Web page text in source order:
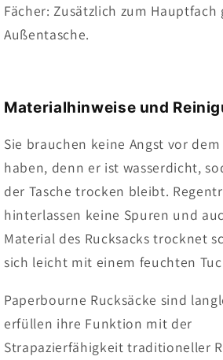
Fächer: Zusätzlich zum Hauptfach
Außentasche.
Materialhinweise und
Sie brauchen keine Angst vor dem
haben, denn er ist wasserdicht,
der Tasche trocken bleibt.
hinterlassen keine Spuren und
Material des Rucksacks trocknet
sich leicht mit einem feuchten
Paperbourne Rucksäcke sind
erfüllen ihre Funktion mit der
Strapazierfähigkeit traditioneller